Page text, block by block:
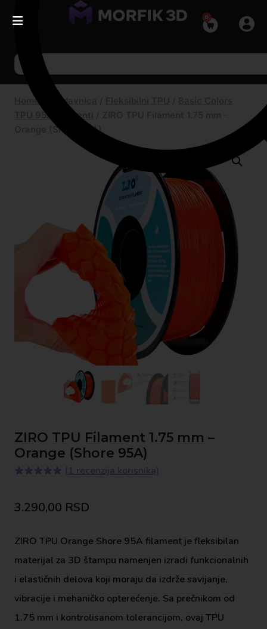
0
Home Prodavnica
TPU 95A filamenti
Orange (Shore 95A)
ZIRO TPU Filament 1.75 mm –
Orange (Shore 95A)
na osnovu
ocene
(1 recenzija korisnika)
3.290,00 RSD
ZIRO TPU Orange Shore 95A filament je fleksibilan
materijal za 3D štampu namenjen izradi funkcionalnih
i elastičnih delova koji moraju da izdrže savijanje,
vibracije i mehaničko opterećenje. Sa prečnikom od
1.75 mm i kontrolisanom tolerancijom, ovaj TPU